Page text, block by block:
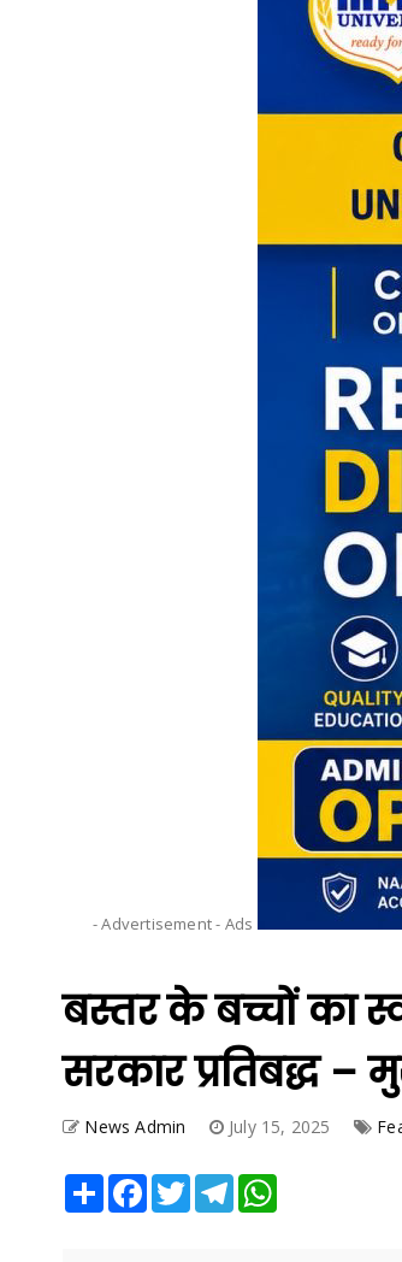
- Advertisement - Ads
बस्तर के बच्चों का
सरकार प्रतिबद्ध –
News Admin July 15, 2025
Share Facebook
TwitterTelegram